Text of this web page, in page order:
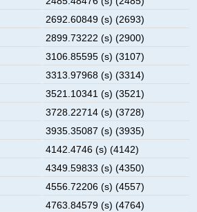
2692.60849 (s) (2693)
2899.73222 (s) (2900)
3106.85595 (s) (3107)
3313.97968 (s) (3314)
3521.10341 (s) (3521)
3728.22714 (s) (3728)
3935.35087 (s) (3935)
4142.4746 (s) (4142)
4349.59833 (s) (4350)
4556.72206 (s) (4557)
4763.84579 (s) (4764)